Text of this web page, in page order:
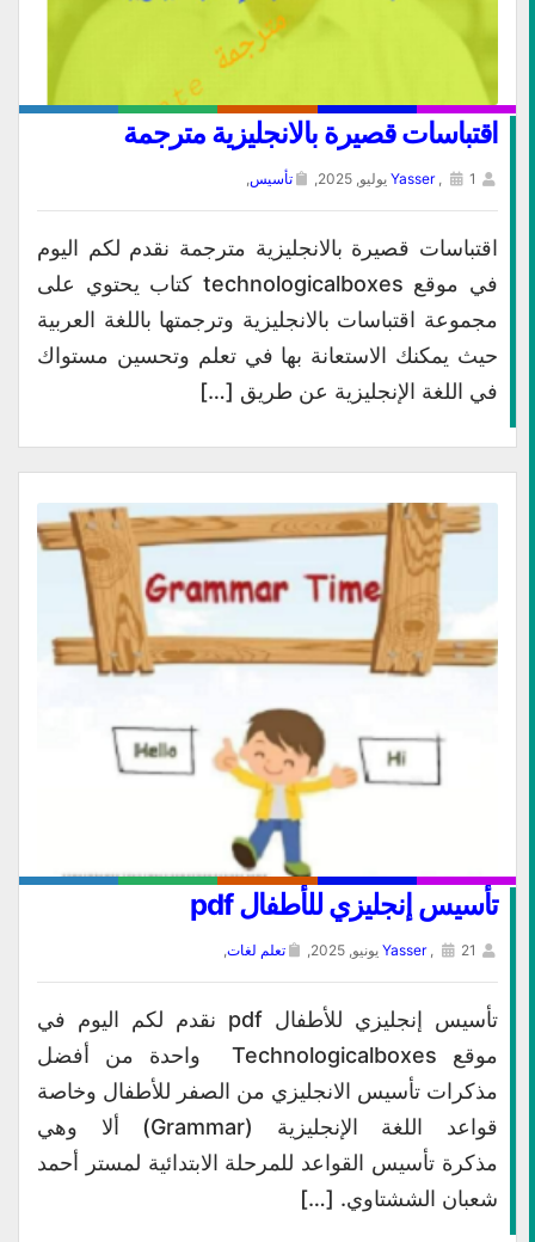
اقتباسات قصيرة بالانجليزية مترجمة
Yasser, 1 يوليو, 2025, تأسيس
اقتباسات قصيرة بالانجليزية مترجمة نقدم لكم اليوم
في موقع technologicalboxes كتاب يحتوي على
مجموعة اقتباسات بالانجليزية وترجمتها باللغة العربية
حيث يمكنك الاستعانة بها في تعلم وتحسين مستواك
في اللغة الإنجليزية عن طريق […]
تأسيس إنجليزي للأطفال pdf
Yasser, 21 يونيو, 2025, تعلم لغات,
تأسيس إنجليزي للأطفال pdf نقدم لكم اليوم في
موقع Technologicalboxes واحدة من أفضل
مذكرات تأسيس الانجليزي من الصفر للأطفال وخاصة
قواعد اللغة الإنجليزية (Grammar) ألا وهي
مذكرة تأسيس القواعد للمرحلة الابتدائية لمستر أحمد
شعبان الششتاوي. […]